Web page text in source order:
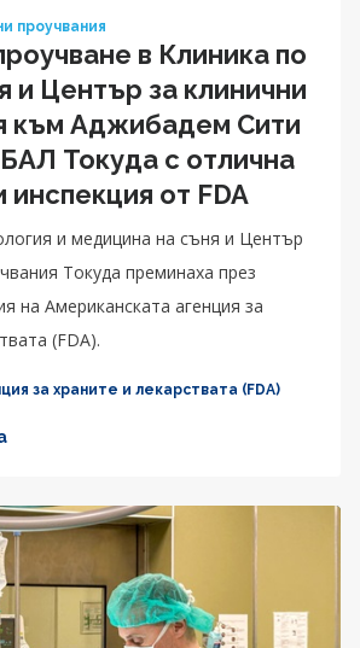
проучвания
в Клиника по
и Център за клинични
към Аджибадем Сити
Токуда с отлична
инспекция от FDA
и медицина на съня и Център
Токуда преминаха през
на Американската агенция за
(FDA).
за храните и лекарствата (FDA)